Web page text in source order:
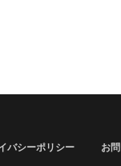
バシーポリシー お